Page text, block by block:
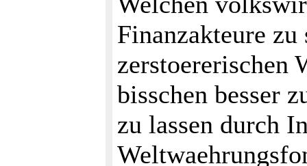
Finanzakteure
zerstoererischen
bisschen besser
zu lassen durch